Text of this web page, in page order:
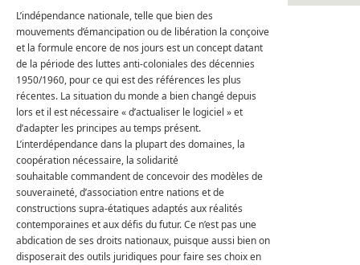
L’indépendance nationale, telle que bien des
mouvements d’émancipation ou de libération la conçoive
et la formule encore de nos jours est un concept datant
de la période des luttes anti-coloniales des décennies
1950/1960, pour ce qui est des références les plus
récentes. La situation du monde a bien changé depuis
lors et il est nécessaire « d’actualiser le logiciel » et
d’adapter les principes au temps présent.
L’interdépendance dans la plupart des domaines, la
coopération nécessaire, la solidarité
souhaitable commandent de concevoir des modèles de
souveraineté, d’association entre nations et de
constructions supra-étatiques adaptés aux réalités
contemporaines et aux défis du futur. Ce n’est pas une
abdication de ses droits nationaux, puisque aussi bien on
disposerait des outils juridiques pour faire ses choix en